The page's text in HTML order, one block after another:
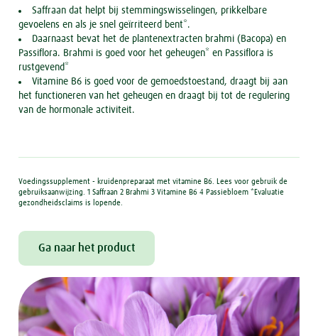
Saffraan dat helpt bij stemmingswisselingen, prikkelbare
gevoelens en als je snel geïrriteerd bent*.
Daarnaast bevat het de plantenextracten brahmi (Bacopa) en
Passiflora. Brahmi is goed voor het geheugen* en Passiflora is
rustgevend*
Vitamine B6 is goed voor de gemoedstoestand, draagt bij aan
het functioneren van het geheugen en draagt bij tot de regulering
van de hormonale activiteit.
Voedingssupplement - kruidenpreparaat met vitamine B6. Lees voor gebruik de
gebruiksaanwijzing. 1 Saffraan 2 Brahmi 3 Vitamine B6 4 Passiebloem *Evaluatie
gezondheidsclaims is lopende.
Ga naar het product